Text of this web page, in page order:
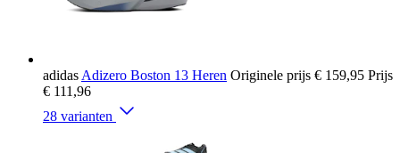
adidas Adizero Boston 13 Heren Originele prijs € 159,95 Prijs
€ 111,96
28 varianten